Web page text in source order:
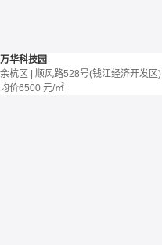
万华科技园
余杭区 | 顺风路528号(钱江经济开发区)
均价6500 元/㎡